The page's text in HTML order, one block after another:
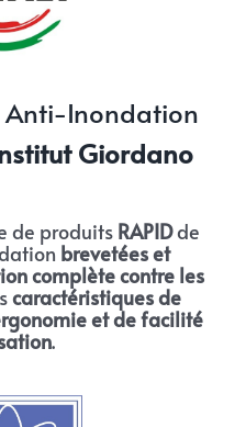
Anti-Inondation
Giordano
de produits RAPIDde
brevetées et
complète contre les
caractéristiques de
et de facilité
.